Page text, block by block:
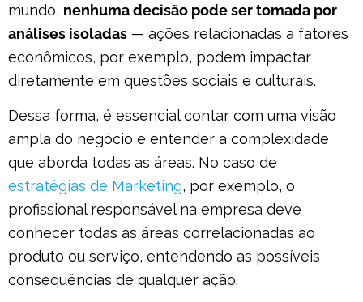
mundo, nenhuma decisão pode ser tomada por
análises isoladas — ações relacionadas a fatores
econômicos, por exemplo, podem impactar
diretamente em questões sociais e culturais.
Dessa forma, é essencial contar com uma visão
ampla do negócio e entender a complexidade
que aborda todas as áreas. No caso de
estratégias de Marketing, por exemplo, o
profissional responsável na empresa deve
conhecer todas as áreas correlacionadas ao
produto ou serviço, entendendo as possíveis
consequências de qualquer ação.